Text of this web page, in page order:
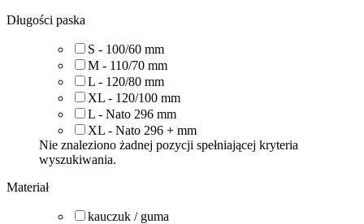
Długości paska
S - 100/60 mm
M - 110/70 mm
L - 120/80 mm
XL - 120/100 mm
L - Nato 296 mm
XL - Nato 296 + mm
Nie znaleziono żadnej pozycji spełniającej kryteria
wyszukiwania.
Materiał
kauczuk / guma